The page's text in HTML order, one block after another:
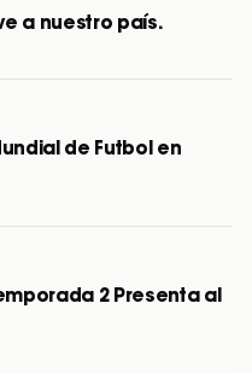
a nuestro país.
de Futbol en
2 Presenta al